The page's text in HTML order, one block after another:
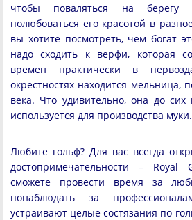
чтобы поваляться на
полюбоваться его красотой в
вы хотите посмотреть, чем богат
надо сходить к верфи, которая
времен практически в
окрестностях находится мельница,
века. Что удивительно, она до
используется для производства муки.
Любите гольф? Для вас всегда
достопримечательности –
сможете провести время за
понаблюдать за
устраивают целые состязания по